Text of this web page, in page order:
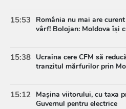
15:53
România nu mai are
vârf! Bolojan: Moldova își
15:38 Ucraina cere CFM să
tranzitul mărfurilor prin
15:12 Mașina viitorului, cu taxa
Guvernul pentru electrice